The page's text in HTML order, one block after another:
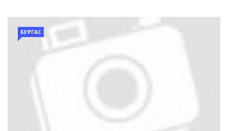
БУРГАС